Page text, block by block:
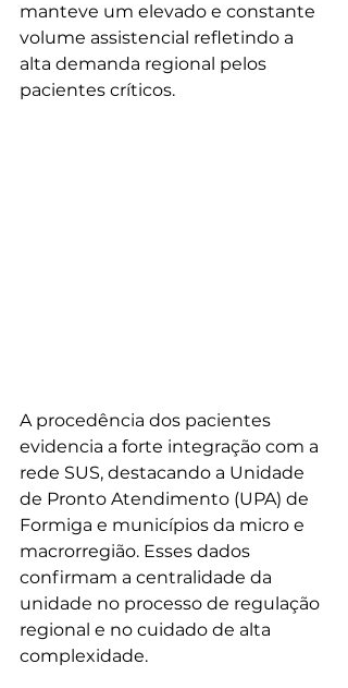
manteve um elevado e constante
volume assistencial refletindo a
alta demanda regional pelos
pacientes críticos.
A procedência dos pacientes
evidencia a forte integração com a
rede SUS, destacando a Unidade
de Pronto Atendimento (UPA) de
Formiga e municípios da micro e
macrorregião. Esses dados
confirmam a centralidade da
unidade no processo de regulação
regional e no cuidado de alta
complexidade.